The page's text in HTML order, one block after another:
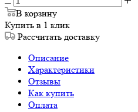
В корзину
Купить в 1 клик
Рассчитать доставку
Описание
Характеристики
Отзывы
Как купить
Оплата